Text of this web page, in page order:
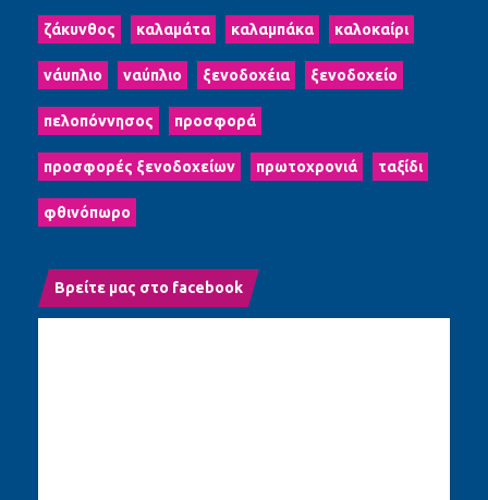
ζάκυνθος καλαμάτα καλαμπάκα καλοκαίρι
νάυπλιο ναύπλιο ξενοδοχέια ξενοδοχείο
πελοπόννησος προσφορά
προσφορές ξενοδοχείων πρωτοχρονιά ταξίδι
φθινόπωρο
Βρείτε μας στο facebook